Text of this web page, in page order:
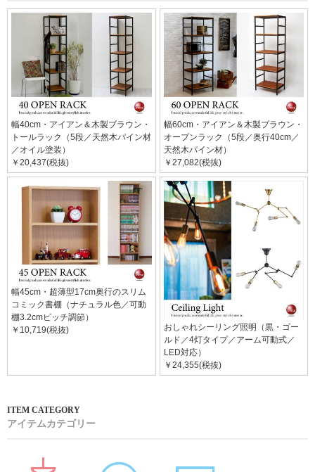
幅40cm・アイアン＆木製ブラウン・
トールラック（5段／天然木パイン材
／オイル塗装）
￥20,437(税抜)
幅60cm・アイアン＆木製ブラウン・
オープンラック（5段／奥行40cm／
天然木パイン材）
￥27,082(税抜)
幅45cm・超薄型17cm奥行のスリム
コミック書棚（ナチュラル色／可動
棚3.2cmピッチ調節）
￥10,719(税抜)
おしゃれシーリング照明（黒・ゴー
ルド／4灯タイプ／アーム可動式／
LED対応）
￥24,355(税抜)
アイテムカテゴリー